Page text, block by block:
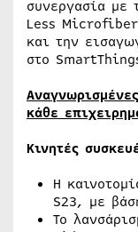
συνεργασία με
Less
και την
στο
κάθε
Κινητές
Η
S23, με
Το